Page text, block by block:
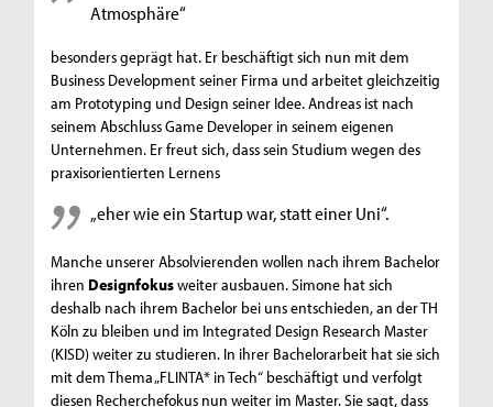
Atmosphäre“
besonders geprägt hat. Er beschäftigt sich nun mit dem
Business Development seiner Firma und arbeitet gleichzeitig
am Prototyping und Design seiner Idee. Andreas ist nach
seinem Abschluss Game Developer in seinem eigenen
Unternehmen. Er freut sich, dass sein Studium wegen des
praxisorientierten Lernens
„eher wie ein Startup war, statt einer Uni“.
Manche unserer Absolvierenden wollen nach ihrem Bachelor
ihren Designfokusweiter ausbauen. Simone hat sich
deshalb nach ihrem Bachelor bei uns entschieden, an der TH
Köln zu bleiben und im Integrated Design Research Master
(KISD) weiter zu studieren. In ihrer Bachelorarbeit hat sie sich
mit dem Thema „FLINTA* in Tech“ beschäftigt und verfolgt
diesen Recherchefokus nun weiter im Master. Sie sagt, dass